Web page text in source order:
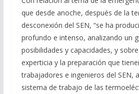
que desde anoche, después de la
desconexión del SEN, “se ha
profundo e intenso, analizando un
posibilidades y capacidades, y
experticia y la preparación que
trabajadores e ingenieros del SEN,
sistema de trabajo de las